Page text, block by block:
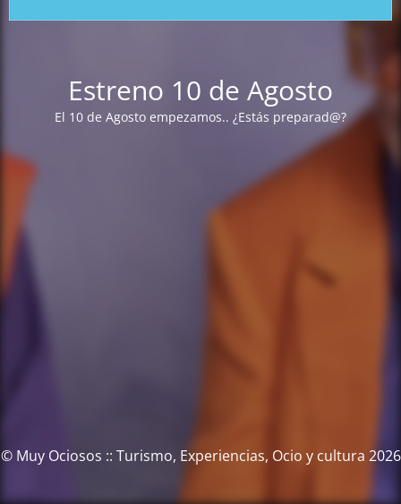
Estreno 10 de Agosto
El 10 de Agosto empezamos.. ¿Estás preparad@?
© Muy Ociosos :: Turismo, Experiencias, Ocio y cultura 2026